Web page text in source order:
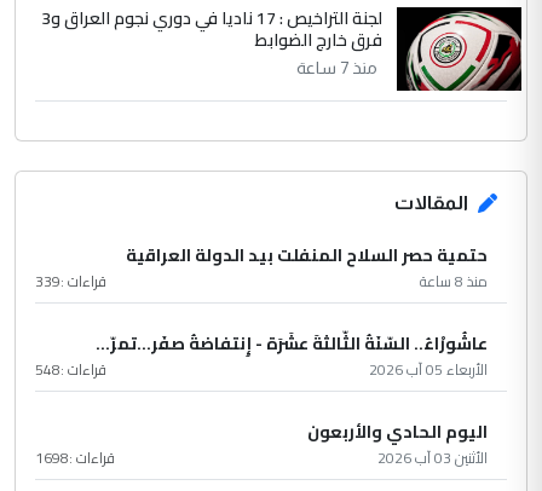
لجنة التراخيص : 17 ناديا في دوري نجوم العراق و3
فرق خارج الضوابط
منذ 7 ساعة
المقالات
حتمية حصر السلاح المنفلت بيد الدولة العراقية
منذ 8 ساعة قراءات :339
عاشُورْاءُ.. السّنَةُ الثّالثةَ عشَرَة - إِنتفاضةُ صفَر…تمرّ...
الأربعاء 05 آب 2026 قراءات :548
اليوم الحادي والأربعون
الأثنين 03 آب 2026 قراءات :1698